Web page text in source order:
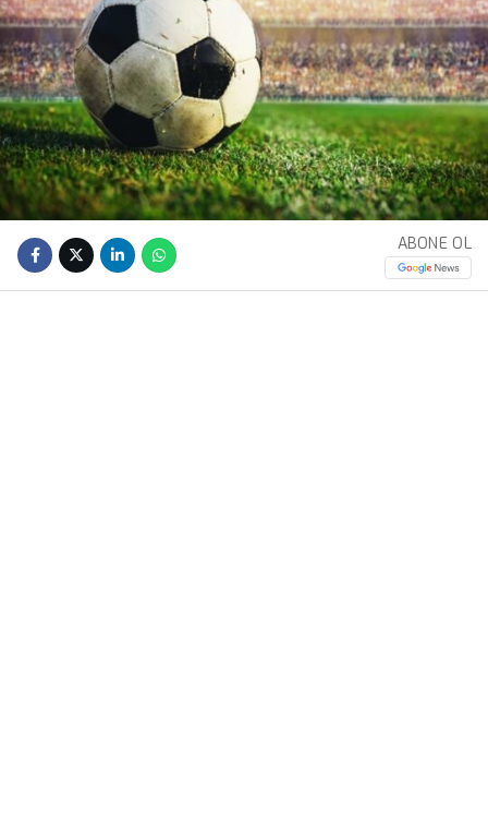
ABONE OL